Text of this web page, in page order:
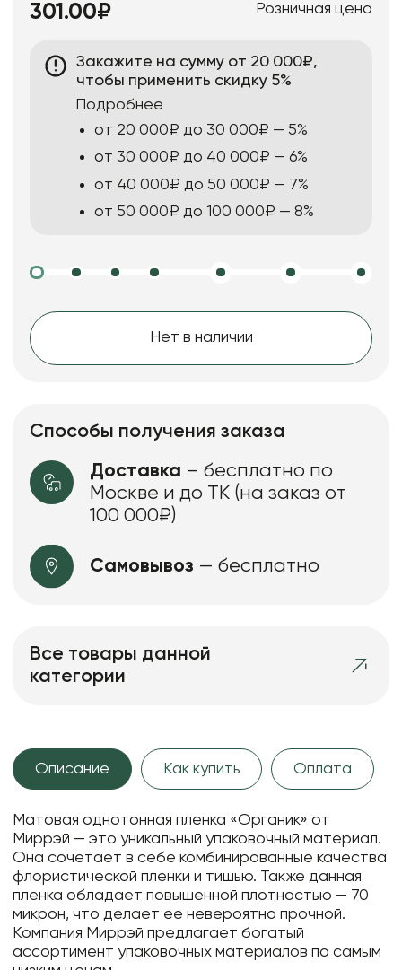
301.00₽ Розничная цена
Закажите на сумму от 20 000₽,
чтобы применить скидку 5%
Подробнее
от 20 000₽ до 30 000₽ — 5%
от 30 000₽ до 40 000₽ — 6%
от 40 000₽ до 50 000₽ — 7%
от 50 000₽ до 100 000₽ — 8%
Нет в наличии
Способы получения заказа
Доставка – бесплатно по
Москве и до ТК (на заказ от
100 000₽)
Самовывоз — бесплатно
Все товары данной
категории
Описание Как купить Оплата
Матовая однотонная пленка «Органик» от
Миррэй — это уникальный упаковочный материал.
Она сочетает в себе комбинированные качества
флористической пленки и тишью. Также данная
пленка обладает повышенной плотностью — 70
микрон, что делает ее невероятно прочной.
Компания Миррэй предлагает богатый
ассортимент упаковочных материалов по самым